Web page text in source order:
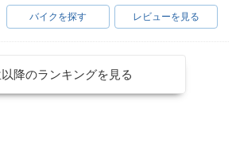
バイクを探す レビューを見る
降のランキングを見る